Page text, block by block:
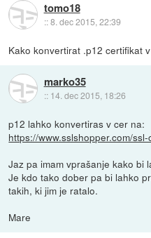
tomo18
::8. dec 2015, 22:39
Kako konvertirat .p12 certifikat
marko35
:: 14. dec 2015, 18:26
p12 lahko konvertiras v cer na:
https://www.sslshopper.com/
Jaz pa imam vprašanje kako bi
Je kdo tako dober pa bi lahko
takih, ki jim je ratalo.
Mare